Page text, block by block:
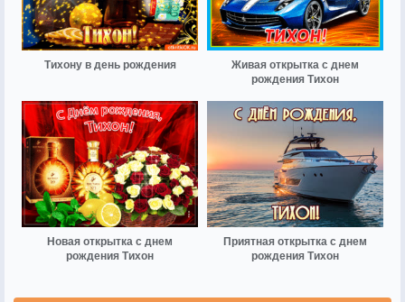
Тихону в день рождения
Живая открытка с днем
рождения Тихон
Новая открытка с днем
рождения Тихон
Приятная открытка с днем
рождения Тихон